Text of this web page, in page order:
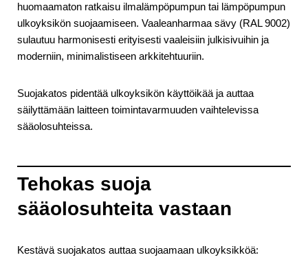
huomaamaton ratkaisu ilmalämpöpumpun tai lämpöpumpun
ulkoyksikön suojaamiseen. Vaaleanharmaa sävy (RAL 9002)
sulautuu harmonisesti erityisesti vaaleisiin julkisivuihin ja
moderniin, minimalistiseen arkkitehtuuriin.
Suojakatos pidentää ulkoyksikön käyttöikää ja auttaa
säilyttämään laitteen toimintavarmuuden vaihtelevissa
sääolosuhteissa.
Tehokas suoja
sääolosuhteita vastaan
Kestävä suojakatos auttaa suojaamaan ulkoyksikköä: